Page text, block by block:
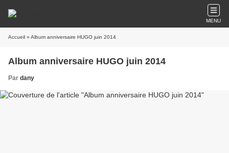
MENU
Accueil » Album anniversaire HUGO juin 2014
Album anniversaire HUGO juin 2014
Par dany